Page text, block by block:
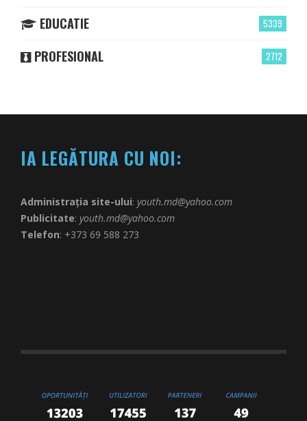
5339
EDUCATIE
2712
PROFESIONAL
IA LEGĂTURA CU NOI:
Administrația site-ului: youth.md@yahoo.com
Publicitate: youth.md@yahoo.com
Telefon: +373 69 588 273